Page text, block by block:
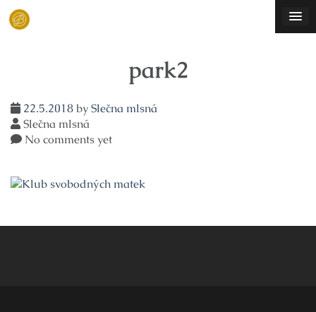
Skip
park2
22.5.2018bySlečna mlsná
Slečna mlsná
No comments yet
Navigace